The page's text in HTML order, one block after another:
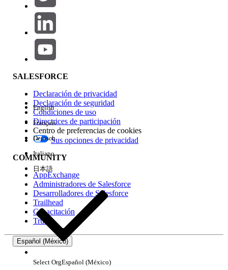
Área de productos
Repercusión de función
Edición
Experiencia
SALESFORCE
Declaración de privacidad
Declaración de seguridad
Condiciones de uso
Directrices de participación
Centro de preferencias de cookies
Sus opciones de privacidad
COMMUNITY
AppExchange
Administradores de Salesforce
Desarrolladores de Salesforce
Trailhead
Capacitación
Trust
Español (México)
English
Français
Deutsch
Italiano
日本語
Select OrgEspañol (México)